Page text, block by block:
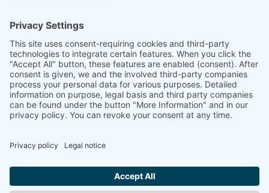
vårt omfattande utbud:
Tel.: +49 39058 97 62-0
E-post:service@shp-steriltechnik.de
Välj ditt språk
Integritetspolicy|Allmänna affärsvillkor
Kontakt